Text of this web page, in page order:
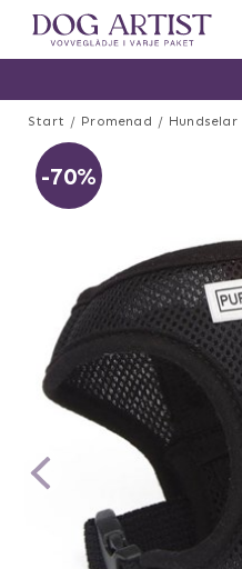
Start Promenad Hundselar
-70%